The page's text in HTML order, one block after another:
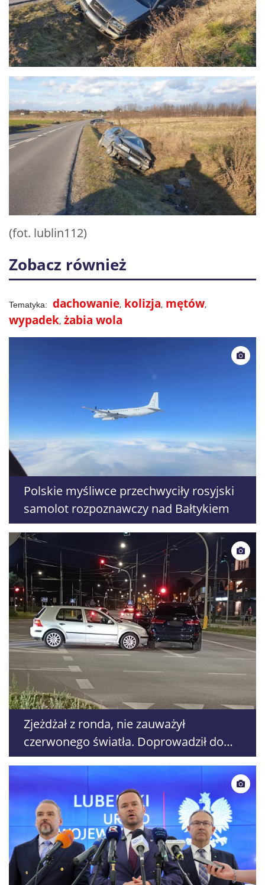
(fot. lublin112)
Zobacz również
dachowanie kolizja mętów
wypadek żabia wola
Polskie myśliwce przechwyciły rosyjski
samolot rozpoznawczy nad Bałtykiem
Zjeżdżał z ronda, nie zauważył
czerwonego światła. Doprowadził do
zderzenia z BMW